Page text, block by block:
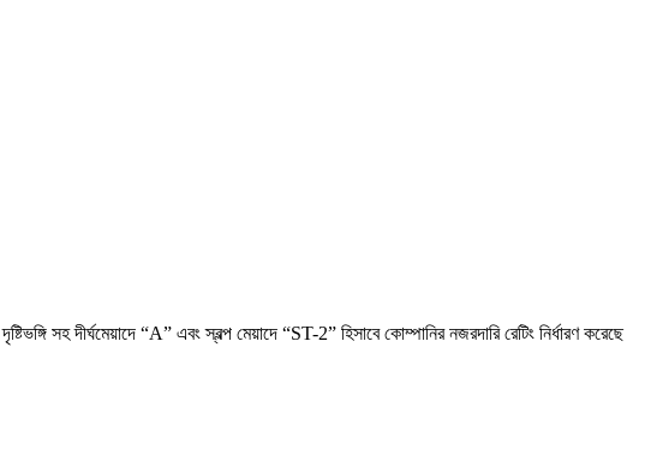
সহ দীর্ঘমেয়াদে “A” এবং স্বল্প মেয়াদে “ST-2” হিসাবে কোম্পানির নজরদারি রেটিং নির্ধারণ করেছে